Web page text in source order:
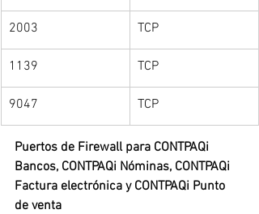
2003 TCP
1139 TCP
9047 TCP
Puertos de Firewall para CONTPAQi
Bancos, CONTPAQi Nóminas, CONTPAQi
Factura electrónica y CONTPAQi Punto
de venta